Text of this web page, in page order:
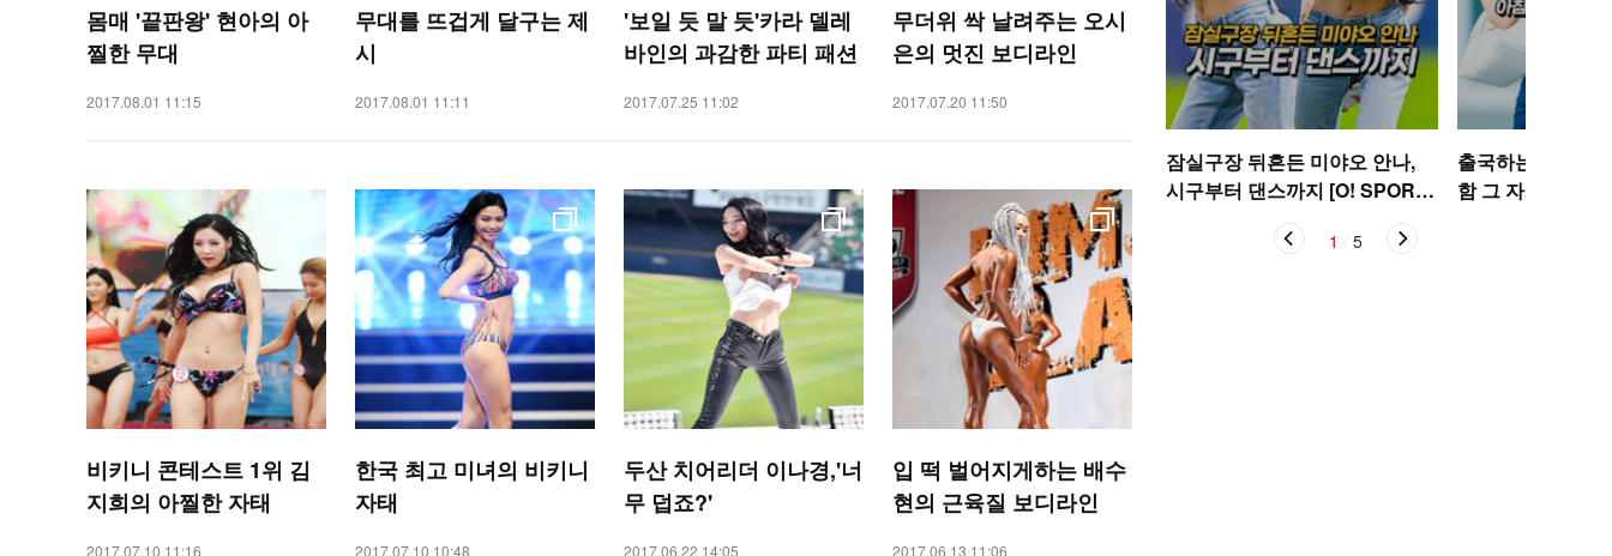
몸매 '끝판왕' 현아의 아
찔한 무대
2017.08.01 11:15
무대를 뜨겁게 달구는 제
시
2017.08.01 11:11
'보일 듯 말 듯'카라 델레
바인의 과감한 파티 패션
2017.07.25 11:02
무더위 싹 날려주는 오시
은의 멋진 보디라인
2017.07.20 11:50
비키니 콘테스트 1위 김
지희의 아찔한 자태
2017.07.10 11:16
한국 최고 미녀의 비키니
자태
2017.07.10 10:48
두산 치어리더 이나경,'너
무 덥죠?'
2017.06.22 14:05
입 떡 벌어지게하는 배수
현의 근육질 보디라인
2017.06.13 11:06
잠실구장 뒤흔든 미야오 안나,
시구부터 댄스까지 [O! SPORT
출국하는 박규영,
함 그 자체~ [O!
1 5